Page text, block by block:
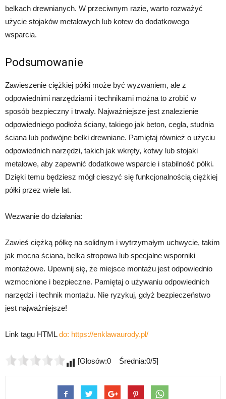
belkach drewnianych. W przeciwnym razie, warto rozważyć
użycie stojaków metalowych lub kotew do dodatkowego
wsparcia.
Podsumowanie
Zawieszenie ciężkiej półki może być wyzwaniem, ale z
odpowiednimi narzędziami i technikami można to zrobić w
sposób bezpieczny i trwały. Najważniejsze jest znalezienie
odpowiedniego podłoża ściany, takiego jak beton, cegła, studnia
ściana lub podwójne belki drewniane. Pamiętaj również o użyciu
odpowiednich narzędzi, takich jak wkręty, kotwy lub stojaki
metalowe, aby zapewnić dodatkowe wsparcie i stabilność półki.
Dzięki temu będziesz mógł cieszyć się funkcjonalnością ciężkiej
półki przez wiele lat.
Wezwanie do działania:
Zawieś ciężką półkę na solidnym i wytrzymałym uchwycie, takim
jak mocna ściana, belka stropowa lub specjalne wsporniki
montażowe. Upewnij się, że miejsce montażu jest odpowiednio
wzmocnione i bezpieczne. Pamiętaj o używaniu odpowiednich
narzędzi i technik montażu. Nie ryzykuj, gdyż bezpieczeństwo
jest najważniejsze!
Link tagu HTMLdo: https://enklawaurody.pl/
[Głosów:0 Średnia:0/5]